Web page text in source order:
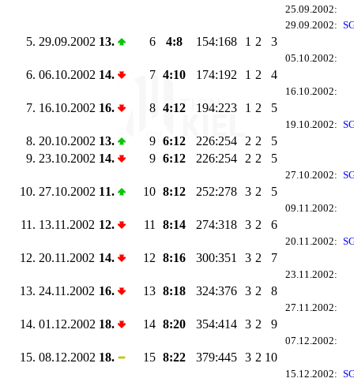
25.09.2002:
29.09.2002:
5. 29.09.2002 13. 6 4:8 154:168 1 2 3
05.10.2002:
6. 06.10.2002 14. 7 4:10 174:192 1 2 4
16.10.2002:
7. 16.10.2002 16. 8 4:12 194:223 1 2 5
19.10.2002:
8. 20.10.2002 13. 9 6:12 226:254 2 2
5
9. 23.10.2002 14. 9 6:12 226:254 2 2 5
27.10.2002:
10. 27.10.2002 11. 10 8:12 252:278 3 2 5
09.11.2002:
11. 13.11.2002 12. 11 8:14 274:318 3 2 6
20.11.2002:
12. 20.11.2002 14. 12 8:16 300:351 3 2 7
23.11.2002:
13. 24.11.2002 16. 13 8:18 324:376 3 2 8
27.11.2002:
14. 01.12.2002 18. 14 8:20 354:414 3 2 9
07.12.2002:
15. 08.12.2002 18. 15 8:22 379:445 3 2 10
15.12.2002: